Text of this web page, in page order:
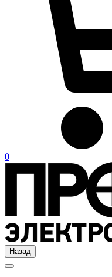
0
Назад